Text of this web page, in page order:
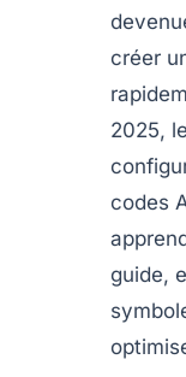
créer
2025,
codes
guide,